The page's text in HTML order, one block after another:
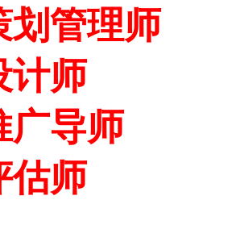
划管理师
计师
广导师
估师